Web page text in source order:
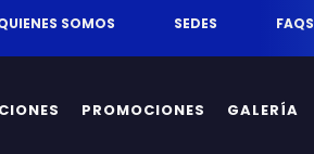
SOMOS SEDES FAQS
PROMOCIONES GALERÍA